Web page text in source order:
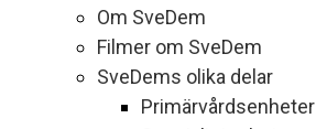
Om SveDem
Filmer om SveDem
SveDems olika delar
Primärvårdsenheter